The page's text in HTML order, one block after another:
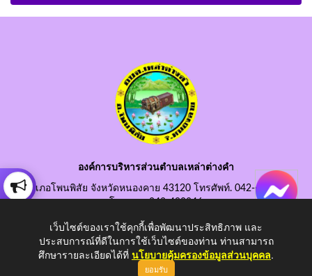
องค์การบริหารส่วนตำบลเหล่าต่างคำ
อำเภอโพนพิสัย จังหวัดหนองคาย 43120 โทรศัพท์. 042-490845
โทรสาร. 042-490846
อีเมลกลาง. saraban@laotangkham.go.th
เว็บไซต์ของเราใช้คุกกี้เพื่อพัฒนาประสิทธิภาพ และ
ประสบการณ์ที่ดีในการใช้เว็บไซต์ของท่าน ท่านสามารถ
ศึกษารายละเอียดได้ที่ นโยบายคุ้มครองข้อมูลส่วนบุคคล.
ยอมรับ